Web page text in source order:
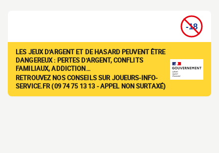
LES JEUX D'ARGENT ET DE HASARD PEUVENT ÊTRE
DANGEREUX : PERTES D'ARGENT, CONFLITS
FAMILIAUX, ADDICTION…
RETROUVEZ NOS CONSEILS SUR JOUEURS-INFO-
SERVICE.FR (09 74 75 13 13 - APPEL NON SURTAXÉ)